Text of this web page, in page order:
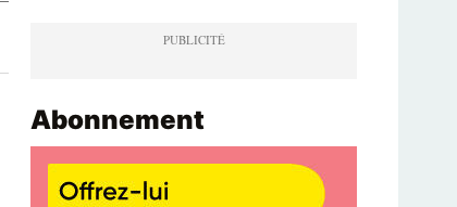
Abonnement